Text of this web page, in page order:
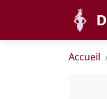
Accueil